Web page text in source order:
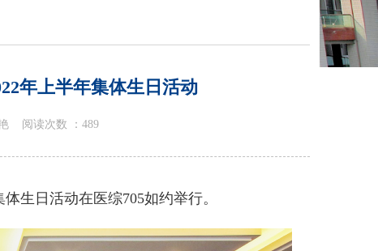
年上半年集体生日活动
阅读次数 ： 489
体生日活动在医综705如约举行。